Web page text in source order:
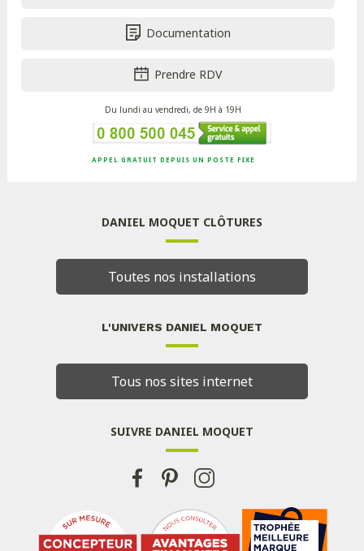
Documentation
Prendre RDV
Du lundi au vendredi, de 9H à 19H
APPEL GRATUIT DEPUIS UN POSTE FIXE
DANIEL MOQUET CLÔTURES
Toutes nos installations
L'UNIVERS DANIEL MOQUET
Tous nos sites internet
SUIVRE DANIEL MOQUET